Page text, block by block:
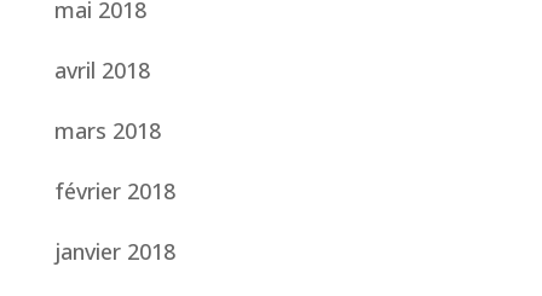
mai 2018
avril 2018
mars 2018
février 2018
janvier 2018